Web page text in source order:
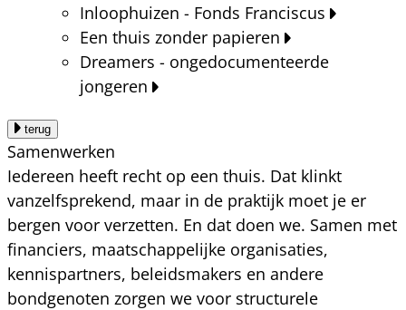
Inloophuizen - Fonds Franciscus
Een thuis zonder papieren
Dreamers - ongedocumenteerde
jongeren
terug
Samenwerken
Iedereen heeft recht op een thuis. Dat klinkt
vanzelfsprekend, maar in de praktijk moet je er
bergen voor verzetten. En dat doen we. Samen met
financiers, maatschappelijke organisaties,
kennispartners, beleidsmakers en andere
bondgenoten zorgen we voor structurele